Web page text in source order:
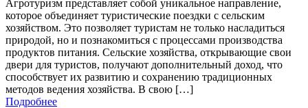
Агротуризм представляет собой уникальное направление,
которое объединяет туристические поездки с сельским
хозяйством. Это позволяет туристам не только насладиться
природой, но и познакомиться с процессами производства
продуктов питания. Сельские хозяйства, открывающие свои
двери для туристов, получают дополнительный доход, что
способствует их развитию и сохранению традиционных
методов ведения хозяйства. В свою […]
Подробнее